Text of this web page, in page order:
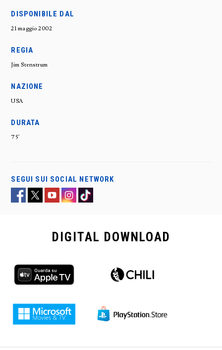
DISPONIBILE DAL
21 maggio 2002
REGIA
Jim Stenstrum
NAZIONE
USA
DURATA
75'
SEGUI SUI SOCIAL NETWORK
DIGITAL DOWNLOAD